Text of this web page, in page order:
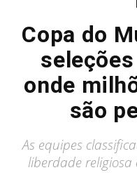
Copa do
onde
são
As equipes
liberdade religiosa